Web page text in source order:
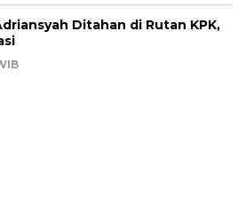
Ditahan di Rutan KPK,